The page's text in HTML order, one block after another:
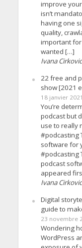
improve
isn’t
having one
quality,
important for
wanted […]
Ivana Cirkovic
22 free and
show [2021
18 janvier 2021
You’re
podcast but
use to really
#podcasting
software for
#podcasting
podcast
appeared
Ivana Cirkovic
Digital
guide to
23 novembre
Wondering
WordPress